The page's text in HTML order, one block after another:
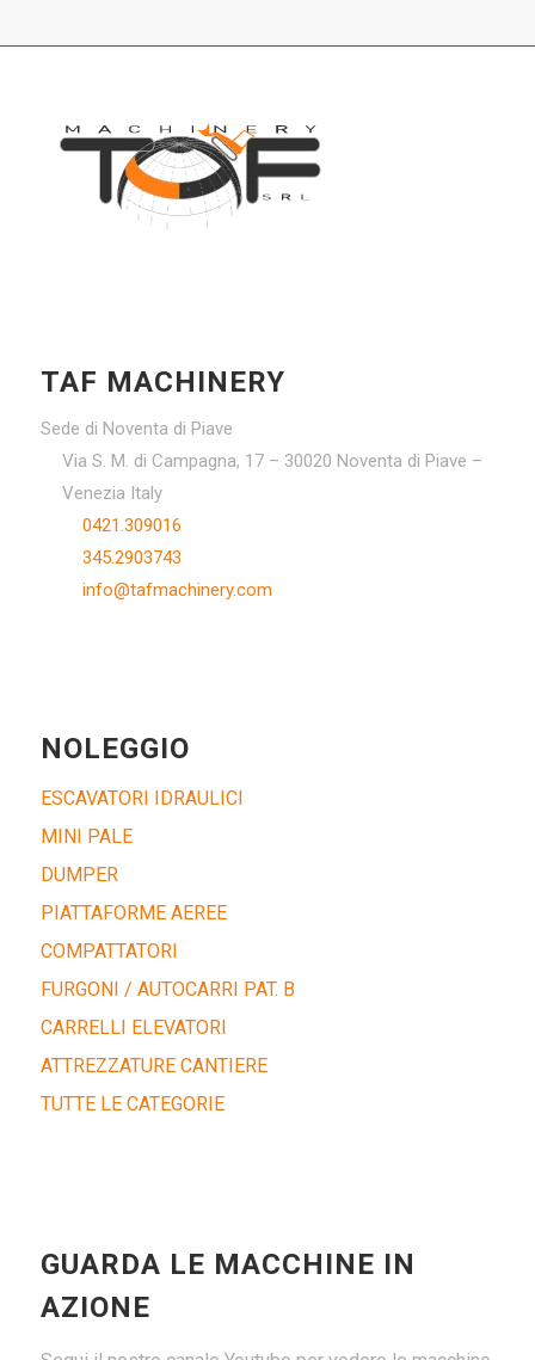
TAF MACHINERY
Sede di Noventa di Piave
Via S. M. di Campagna, 17 – 30020 Noventa di Piave –
Venezia Italy
0421.309016
345.2903743
info@tafmachinery.com
NOLEGGIO
ESCAVATORI IDRAULICI
MINI PALE
DUMPER
PIATTAFORME AEREE
COMPATTATORI
FURGONI / AUTOCARRI PAT. B
CARRELLI ELEVATORI
ATTREZZATURE CANTIERE
TUTTE LE CATEGORIE
GUARDA LE MACCHINE IN
AZIONE